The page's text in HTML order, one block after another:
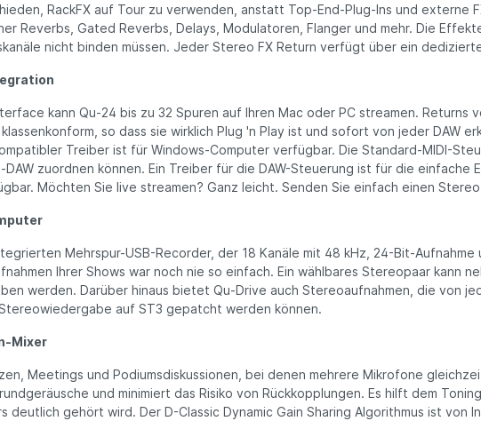
RackFX auf Tour zu verwenden, anstatt Top-End-Plug-Ins und
Reverbs, Gated Reverbs, Delays, Modulatoren, Flanger und mehr. Die
nicht binden müssen. Jeder Stereo FX Return verfügt über ein
kann Qu-24 bis zu 32 Spuren auf Ihren Mac oder PC streamen. Returns
so dass sie wirklich Plug 'n Play ist und sofort von jeder DAW
Treiber ist für Windows-Computer verfügbar. Die Standard-MIDI-
zuordnen können. Ein Treiber für die DAW-Steuerung ist für die
Möchten Sie live streamen? Ganz leicht. Senden Sie einfach einen
Mehrspur-USB-Recorder, der 18 Kanäle mit 48 kHz, 24-Bit-
Ihrer Shows war noch nie so einfach. Ein wählbares Stereopaar kann
werden. Darüber hinaus bietet Qu-Drive auch Stereoaufnahmen, die von
auf ST3 gepatcht werden können.
Mixer
Meetings und Podiumsdiskussionen, bei denen mehrere Mikrofone
und minimiert das Risiko von Rückkopplungen. Es hilft dem
deutlich gehört wird. Der D-Classic Dynamic Gain Sharing Algorithmus ist